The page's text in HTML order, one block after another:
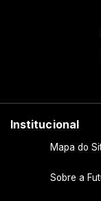
Institucional
Mapa do
Sobre a